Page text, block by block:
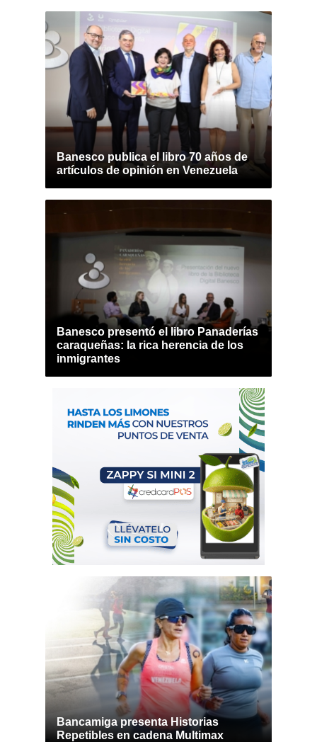
Banesco publica el libro 70 años de
artículos de opinión en Venezuela
Banesco presentó el libro Panaderías
caraqueñas: la rica herencia de los
inmigrantes
Bancamiga presenta Historias
Repetibles en cadena Multimax